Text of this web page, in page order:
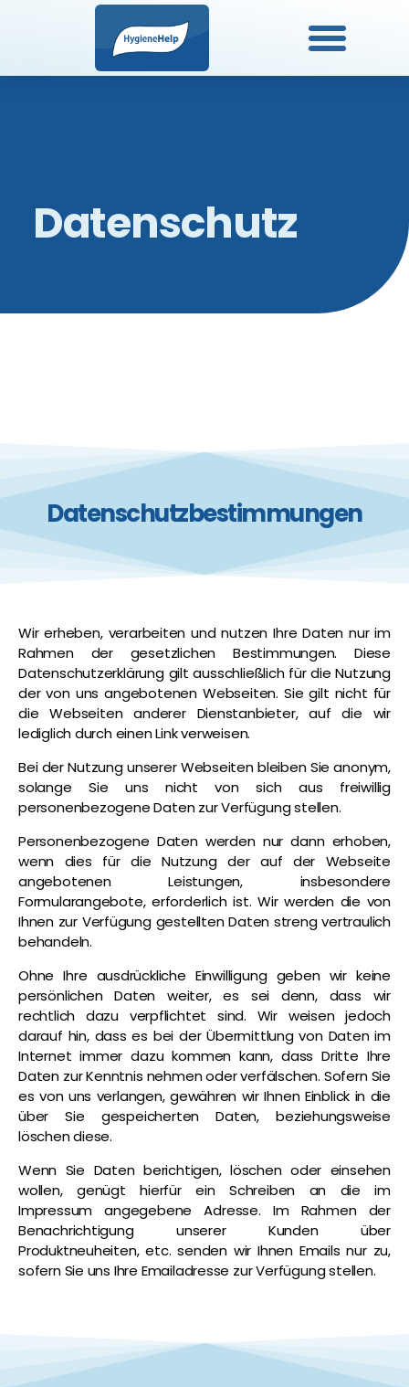
Datenschutz
Datenschutzbestimmungen
Wir erheben, verarbeiten und nutzen Ihre Daten nur im
Rahmen der gesetzlichen Bestimmungen. Diese
Datenschutzerklärung gilt ausschließlich für die Nutzung
der von uns angebotenen Webseiten. Sie gilt nicht für
die Webseiten anderer Dienstanbieter, auf die wir
lediglich durch einen Link verweisen.
Bei der Nutzung unserer Webseiten bleiben Sie anonym,
solange Sie uns nicht von sich aus freiwillig
personenbezogene Daten zur Verfügung stellen.
Personenbezogene Daten werden nur dann erhoben,
wenn dies für die Nutzung der auf der Webseite
angebotenen Leistungen, insbesondere
Formularangebote, erforderlich ist. Wir werden die von
Ihnen zur Verfügung gestellten Daten streng vertraulich
behandeln.
Ohne Ihre ausdrückliche Einwilligung geben wir keine
persönlichen Daten weiter, es sei denn, dass wir
rechtlich dazu verpflichtet sind. Wir weisen jedoch
darauf hin, dass es bei der Übermittlung von Daten im
Internet immer dazu kommen kann, dass Dritte Ihre
Daten zur Kenntnis nehmen oder verfälschen. Sofern Sie
es von uns verlangen, gewähren wir Ihnen Einblick in die
über Sie gespeicherten Daten, beziehungsweise
löschen diese.
Wenn Sie Daten berichtigen, löschen oder einsehen
wollen, genügt hierfür ein Schreiben an die im
Impressum angegebene Adresse. Im Rahmen der
Benachrichtigung unserer Kunden über
Produktneuheiten, etc. senden wir Ihnen Emails nur zu,
sofern Sie uns Ihre Emailadresse zur Verfügung stellen.